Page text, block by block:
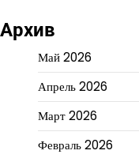
Архив
Май 2026
Апрель 2026
Март 2026
Февраль 2026